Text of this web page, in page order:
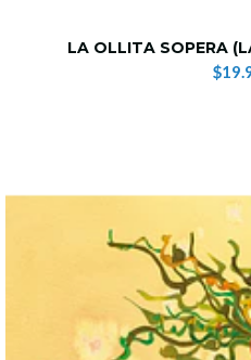
LA OLLITA SOPERA